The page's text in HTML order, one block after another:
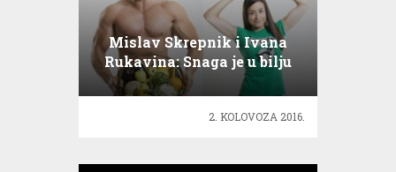
Mislav Skrepnik i Ivana
Rukavina: Snaga je u bilju
2. KOLOVOZA 2016.